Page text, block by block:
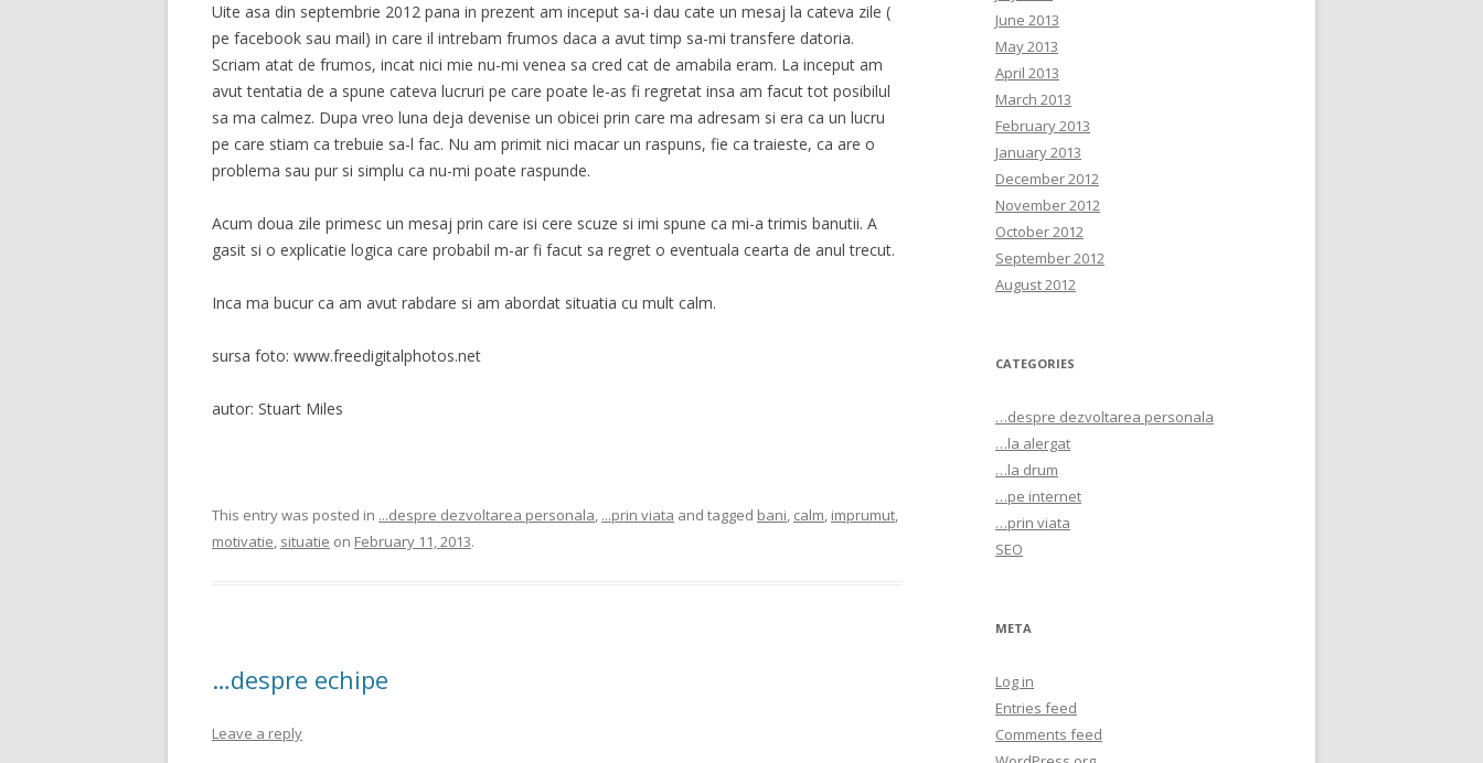
Uite asa din septembrie 2012 pana in prezent am inceput sa-i dau cate un mesaj la cateva zile (
pe facebook sau mail) in care il intrebam frumos daca a avut timp sa-mi transfere datoria.
Scriam atat de frumos, incat nici mie nu-mi venea sa cred cat de amabila eram. La inceput am
avut tentatia de a spune cateva lucruri pe care poate le-as fi regretat insa am facut tot posibilul
sa ma calmez. Dupa vreo luna deja devenise un obicei prin care ma adresam si era ca un lucru
pe care stiam ca trebuie sa-l fac. Nu am primit nici macar un raspuns, fie ca traieste, ca are o
problema sau pur si simplu ca nu-mi poate raspunde.
Acum doua zile primesc un mesaj prin care isi cere scuze si imi spune ca mi-a trimis banutii. A
gasit si o explicatie logica care probabil m-ar fi facut sa regret o eventuala cearta de anul trecut.
Inca ma bucur ca am avut rabdare si am abordat situatia cu mult calm.
sursa foto: www.freedigitalphotos.net
autor: Stuart Miles
This entry was posted in ...despre dezvoltarea personala, ...prin viata and tagged bani, calm, imprumut,
motivatie, situatie on February 11, 2013.
…despre echipe
Leave a reply
June 2013
May 2013
April 2013
March 2013
February 2013
January 2013
December 2012
November 2012
October 2012
September 2012
August 2012
CATEGORIES
…despre dezvoltarea personala
…la alergat
…la drum
…pe internet
…prin viata
SEO
META
Log in
Entries feed
Comments feed